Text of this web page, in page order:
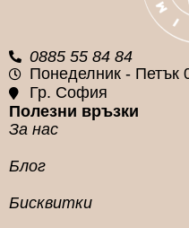
0885 55 84 84
Понеделник - Петък
Гр. София
Полезни връзки
За нас
Блог
Бисквитки